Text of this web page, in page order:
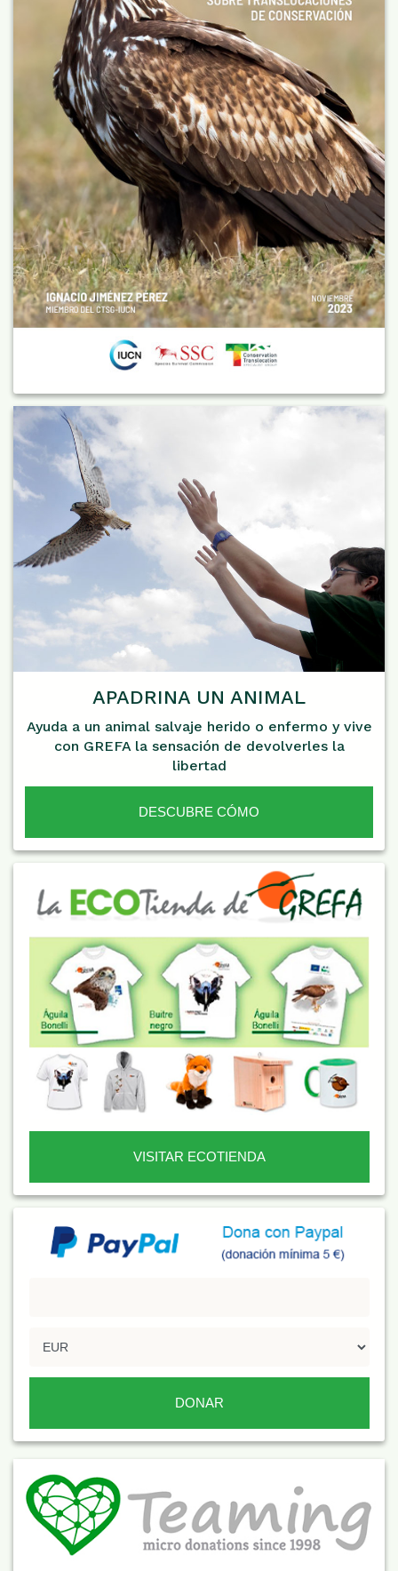
APADRINA UN ANIMAL
Ayuda a un animal salvaje herido o enfermo y vive
con GREFA la sensación de devolverles la
libertad
DESCUBRE CÓMO
VISITAR ECOTIENDA